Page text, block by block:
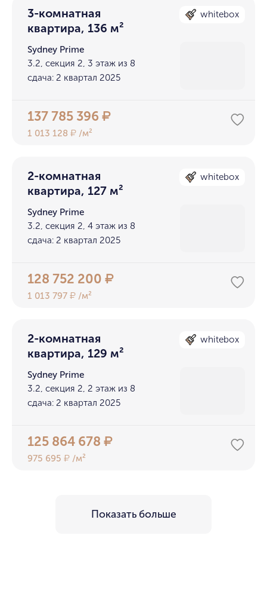
3-комнатная
квартира, 136 м²
whitebox
Sydney Prime
3.2, секция 2, 3 этаж из 8
сдача: 2 квартал 2025
137 785 396₽
1 013 128₽ /м²
2-комнатная
квартира, 127 м²
whitebox
Sydney Prime
3.2, секция 2, 4 этаж из 8
сдача: 2 квартал 2025
128 752 200₽
1 013 797₽ /м²
2-комнатная
квартира, 129 м²
whitebox
Sydney Prime
3.2, секция 2, 2 этаж из 8
сдача: 2 квартал 2025
125 864 678₽
975 695₽ /м²
Показать больше